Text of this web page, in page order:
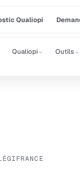
Qualiopi
Qualiopi⌄ Outils⌄